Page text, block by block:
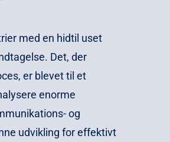
med en hidtil uset
Det, der
er blevet til et
enorme
og
udvikling for effektivt